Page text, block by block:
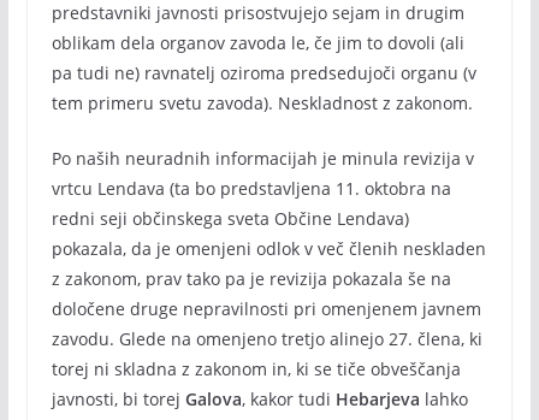
predstavniki javnosti prisostvujejo sejam in drugim
oblikam dela organov zavoda le, če jim to dovoli (ali
pa tudi ne) ravnatelj oziroma predsedujoči organu (v
tem primeru svetu zavoda). Neskladnost z zakonom.
Po naših neuradnih informacijah je minula revizija v
vrtcu Lendava (ta bo predstavljena 11. oktobra na
redni seji občinskega sveta Občine Lendava)
pokazala, da je omenjeni odlok v več členih neskladen
z zakonom, prav tako pa je revizija pokazala še na
določene druge nepravilnosti pri omenjenem javnem
zavodu. Glede na omenjeno tretjo alinejo 27. člena, ki
torej ni skladna z zakonom in, ki se tiče obveščanja
javnosti, bi torej Galova, kakor tudi Hebarjeva lahko